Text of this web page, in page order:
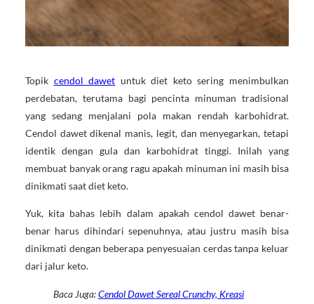
Topik cendol dawet untuk diet keto sering menimbulkan
perdebatan, terutama bagi pencinta minuman tradisional
yang sedang menjalani pola makan rendah karbohidrat.
Cendol dawet dikenal manis, legit, dan menyegarkan, tetapi
identik dengan gula dan karbohidrat tinggi. Inilah yang
membuat banyak orang ragu apakah minuman ini masih bisa
dinikmati saat diet keto.
Yuk, kita bahas lebih dalam apakah cendol dawet benar-
benar harus dihindari sepenuhnya, atau justru masih bisa
dinikmati dengan beberapa penyesuaian cerdas tanpa keluar
dari jalur keto.
Baca Juga:Cendol Dawet Sereal Crunchy, Kreasi